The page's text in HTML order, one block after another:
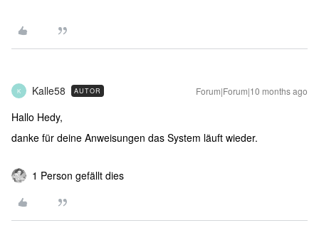
K Kalle58 AUTOR Forum|Forum|10 months ago
Hallo Hedy,
danke für deine Anweisungen das System läuft wieder.
1 Person gefällt dies